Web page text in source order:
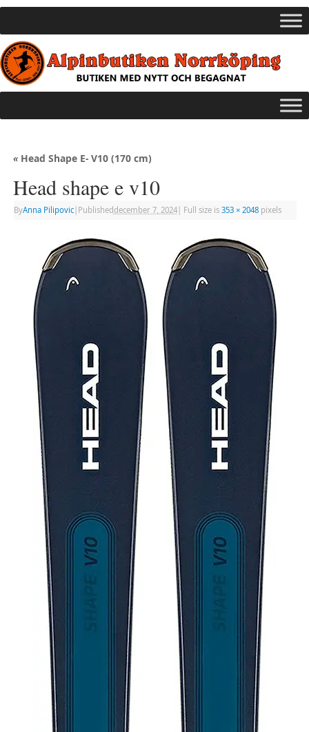
«Head Shape E- V10 (170 cm)
Head shape e v10
ByAnna Pilipovic| Publisheddecember 7, 2024| Full size is 353 × 2048pixels